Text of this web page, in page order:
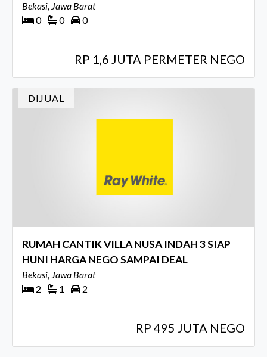
Bekasi, Jawa Barat
0
0 0
RP 1,6 JUTA PERMETER NEGO
DIJUAL
RUMAH CANTIK VILLA NUSA INDAH 3 SIAP
HUNI HARGA NEGO SAMPAI DEAL
Bekasi, Jawa Barat
2
1 2
RP 495 JUTA NEGO